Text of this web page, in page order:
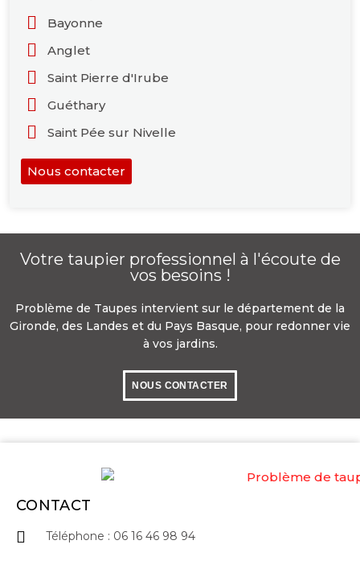
Bayonne
Anglet
Saint Pierre d'Irube
Guéthary
Saint Pée sur Nivelle
Nous contacter
Votre taupier professionnel à l'écoute de
vos besoins !
Problème de Taupes intervient sur le département de la
Gironde, des Landes et du Pays Basque, pour redonner vie
à vos jardins.
NOUS CONTACTER
CONTACT
Téléphone : 06 16 46 98 94